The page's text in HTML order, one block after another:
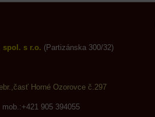
spol. s r.o. (Partizánska 300/32)
Horné Ozorovce č.297
905 394055